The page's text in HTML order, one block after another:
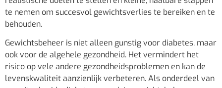
te nemen om succesvol gewichtsverlies te bereiken en te
behouden.
Gewichtsbeheer is niet alleen gunstig voor diabetes, maar
ook voor de algehele gezondheid. Het vermindert het
risico op vele andere gezondheidsproblemen en kan de
levenskwaliteit aanzienlijk verbeteren. Als onderdeel van